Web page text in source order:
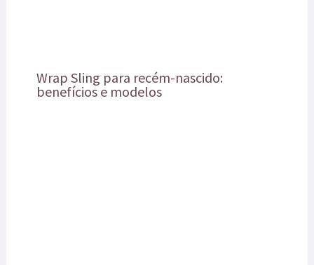
Wrap Sling para recém-nascido:
benefícios e modelos